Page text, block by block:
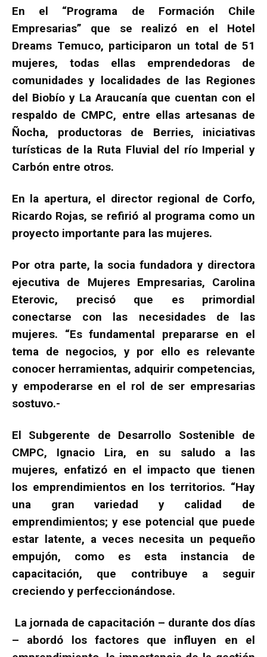
En el “Programa de Formación Chile
Empresarias” que se realizó en el Hotel
Dreams Temuco, participaron un total de 51
mujeres, todas ellas emprendedoras de
comunidades y localidades de las Regiones
del Biobío y La Araucanía que cuentan con el
respaldo de CMPC, entre ellas artesanas de
Ñocha, productoras de Berries, iniciativas
turísticas de la Ruta Fluvial del río Imperial y
Carbón entre otros.
En la apertura, el director regional de Corfo,
Ricardo Rojas, se refirió al programa como un
proyecto importante para las mujeres.
Por otra parte, la socia fundadora y directora
ejecutiva de Mujeres Empresarias, Carolina
Eterovic, precisó que es primordial
conectarse con las necesidades de las
mujeres. “Es fundamental prepararse en el
tema de negocios, y por ello es relevante
conocer herramientas, adquirir competencias,
y empoderarse en el rol de ser empresarias
sostuvo.-
El Subgerente de Desarrollo Sostenible de
CMPC, Ignacio Lira, en su saludo a las
mujeres, enfatizó en el impacto que tienen
los emprendimientos en los territorios. “Hay
una gran variedad y calidad de
emprendimientos; y ese potencial que puede
estar latente, a veces necesita un pequeño
empujón, como es esta instancia de
capacitación, que contribuye a seguir
creciendo y perfeccionándose.
La jornada de capacitación – durante dos días
– abordó los factores que influyen en el